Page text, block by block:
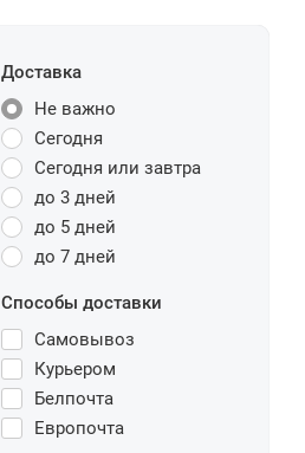
Доставка
Не важно
Сегодня
Сегодня или завтра
до 3 дней
до 5 дней
до 7 дней
Способы доставки
Самовывоз
Курьером
Белпочта
Европочта